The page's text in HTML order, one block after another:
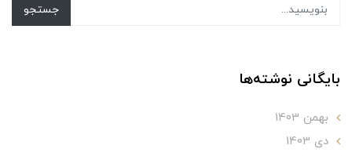
جستجو
بایگانی نوشته‌ها
بهمن 1403
دی 1403